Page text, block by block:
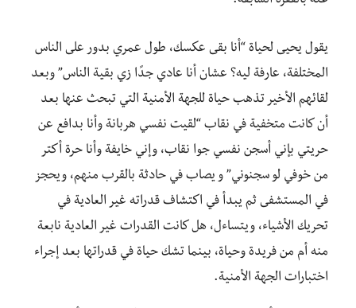
يقول يحيى لحياة “أنا بقى عكسك، طول عمري بدور على الناس
المختلفة، عارفة ليه؟ عشان أنا عادي جدًا زي بقية الناس” وبعد
لقائهم الأخير تذهب حياة للجهة الأمنية التي تبحث عنها بعد
أن كانت متخفية في نقاب “لقيت نفسي هربانة وأنا بدافع عن
حريتي بإني أسجن نفسي جوا نقاب، وإني خايفة وأنا حرة أكتر
من خوفي لو سجنوني” و يصاب في حادثة بالقرب منهم، ويحجز
في المستشفى ثم يبدأ في اكتشاف قدراته غير العادية في
تحريك الأشياء، ويتساءل، هل كانت القدرات غير العادية نابعة
منه أم من فريدة وحياة، بينما تشك حياة في قدراتها بعد إجراء
اختبارات الجهة الأمنية.